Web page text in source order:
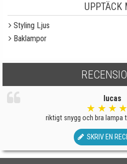
UPPTÄCK
Styling Ljus
Baklampor
lucas
★ ★ ★ ★
riktigt snygg och bra lampa
SKRIV EN